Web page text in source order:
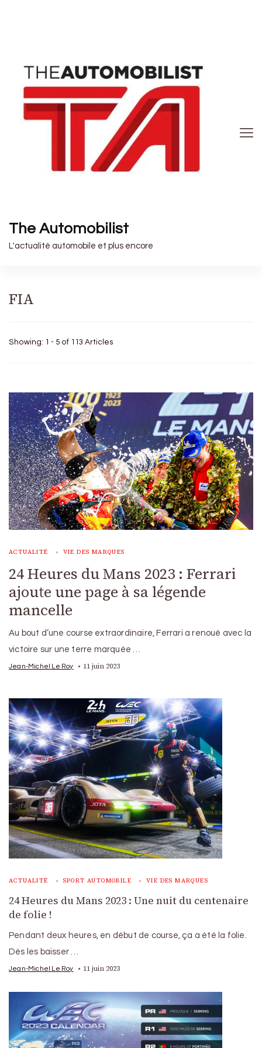
The Automobilist
L'actualité automobile et plus encore
FIA
Showing: 1 - 5 of 113 Articles
ACTUALITÉ VIE DES MARQUES
24 Heures du Mans 2023 : Ferrari
ajoute une page à sa légende
mancelle
Au bout d’une course extraordinaire, Ferrari a renoué avec la
victoire sur une terre marquée …
Jean-Michel Le Roy 11 juin 2023
ACTUALITÉ SPORT AUTOMOBILE VIE DES MARQUES
24 Heures du Mans 2023 : Une nuit du centenaire
de folie !
Pendant deux heures, en début de course, ça a été la folie.
Dès les baisser …
Jean-Michel Le Roy 11 juin 2023